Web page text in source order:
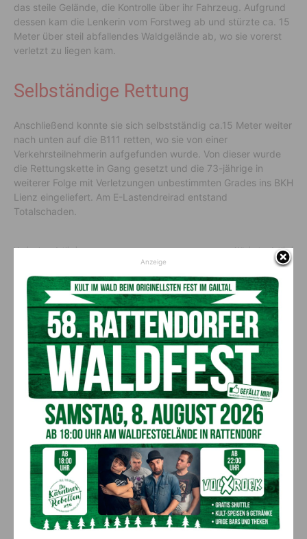
das steile Gelände, die Kontrolle über ihr Fahrzeug. Aufgrund
dessen kam die Lenkerin vom Forstweg ab und stürzte ca. 15
Meter über steil abfallendes Waldgelände ab, wo sie vorerst
verletzt zu liegen kam.
Selbständige Rettung
Anschließend konnte sie sich selbstständig ca.15 Meter weiter
nach unten auf die B111 retten, wo sie von einer
Verkehrsteilnehmerin aufgefunden wurde. Von dieser wurde
die Rettungskette in Gang gesetzt und die 73-jährige in
weiterer Folge mit Verletzungen unbestimmten Grades ins BKH
Lienz eingeliefert. Am E-Lastendreirad entstand
Totalschaden.
Vorheriger Artikel
Österreich für Nachhaltigkeit
Nächster Artikel
Pöckauer Jahreskirchtag mit
Kufenstechen und Lindentanz
AKTUELLES
„Sein Charakter bleibt unersetzbar“ –
Fußballverein nimmt Abschied
Aktuell 7. August 2026
Bargeld im Bankomaten vergessen –
Polizei bittet um Hinweise
Aktuell 7. August 2026
Lienz: Bub (4) nach Badeunfall
reanimiert – Polizei sucht Zeugen
Anzeige